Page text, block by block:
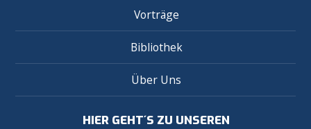
Vorträge
Bibliothek
Über Uns
HIER GEHT´S ZU UNSEREN